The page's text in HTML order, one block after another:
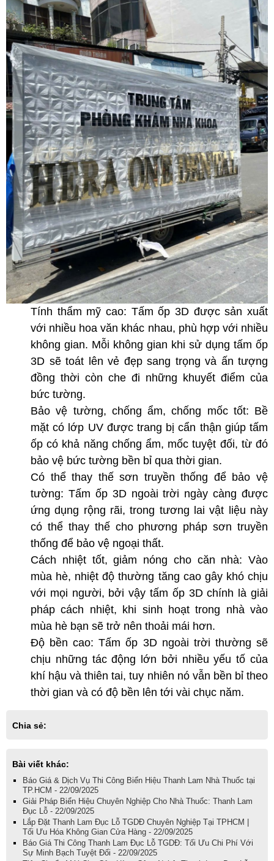
Tính thẩm mỹ cao: Tấm ốp 3D được sản xuất
với nhiều hoa văn khác nhau, phù hợp với nhiều
không gian. Mỗi không gian khi sử dụng tấm ốp
3D sẽ toát lên vẻ đẹp sang trọng và ấn tượng
đồng thời còn che đi những khuyết điểm của
bức tường.
Bảo vệ tường, chống ẩm, chống mốc tốt: Bề
mặt có lớp UV được trang bị cẩn thận giúp tấm
ốp có khả năng chống ẩm, mốc tuyệt đối, từ đó
bảo vệ bức tường bền bỉ qua thời gian.
Có thể thay thế sơn truyền thống để bảo vệ
tường: Tấm ốp 3D ngoài trời ngày càng được
ứng dụng rộng rãi, trong tương lai vật liệu này
có thể thay thế cho phương pháp sơn truyền
thống để bảo vệ ngoại thất.
Cách nhiệt tốt, giảm nóng cho căn nhà: Vào
mùa hè, nhiệt độ thường tăng cao gây khó chịu
với mọi người, bởi vậy tấm ốp 3D chính là giải
pháp cách nhiệt, khi sinh hoạt trong nhà vào
mùa hè bạn sẽ trở nên thoải mái hơn.
Độ bền cao: Tấm ốp 3D ngoài trời thường sẽ
chịu những tác động lớn bởi nhiều yếu tố của
khí hậu và thiên tai, tuy nhiên nó vẫn bền bỉ theo
thời gian và có độ bền lên tới vài chục năm.
Chia sẻ:
Bài viết khác:
Báo Giá & Dịch Vụ Thi Công Biển Hiệu Thanh Lam Nhà Thuốc tại
TP.HCM - 22/09/2025
Giải Pháp Biển Hiệu Chuyên Nghiệp Cho Nhà Thuốc: Thanh Lam
Đục Lỗ - 22/09/2025
Lắp Đặt Thanh Lam Đục Lỗ TGDĐ Chuyên Nghiệp Tại TPHCM |
Tối Ưu Hóa Không Gian Cửa Hàng - 22/09/2025
Báo Giá Thi Công Thanh Lam Đục Lỗ TGDĐ: Tối Ưu Chi Phí Với
Sự Minh Bạch Tuyệt Đối - 22/09/2025